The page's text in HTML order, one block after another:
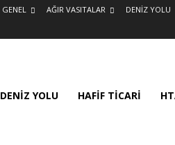
GENEL AĞIR VASITALAR DENİZ YOLU
DENİZ YOLU HAFİF TİCARİ